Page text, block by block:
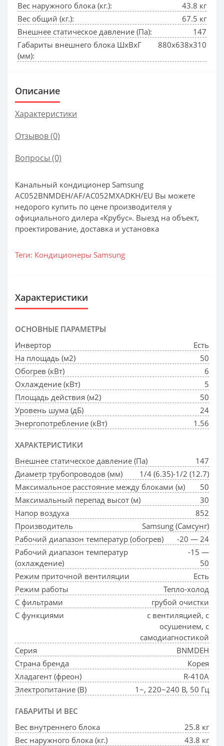
Вес наружного блока (кг.):
43.8 кг
Вес общий (кг.):
67.5 кг
Внешнее статическое давление (Па):
147
Габариты внешнего блока ШхВхГ
(мм):
880x638x310
Описание
Характеристики
Отзывов (0)
Вопросы (0)
Канальный кондиционер Samsung
AC052BNMDEH/AF/AC052MXADKH/EU Вы можете
недорого купить по цене производителя у
официального дилера «Крубус». Выезд на объект,
проектирование, доставка и установка
Теги: Кондиционеры Samsung
Характеристики
ОСНОВНЫЕ ПАРАМЕТРЫ
Инвертор
Есть
На площадь (м2)
50
Обогрев (кВт)
6
Охлаждение (кВт)
5
Площадь действия (м2)
50
Уровень шума (дБ)
24
Энергопотребление (кВт)
1.56
ХАРАКТЕРИСТИКИ
Внешнее статическое давление (Па)
147
Диаметр трубопроводов (мм)
1/4 (6.35)-1/2 (12.7)
Максимальное расстояние между блоками (м)
50
Максимальный перепад высот (м)
30
Напор воздуха
852
Производитель
Samsung (Самсунг)
Рабочий диапазон температур (обогрев)
-20 — 24
Рабочий диапазон температур
(охлаждение)
-15 —
50
Режим приточной вентиляции
Есть
Режим работы
Тепло-холод
С фильтрами
грубой очистки
С функциями
с вентиляцией, с
осушением, с
самодиагностикой
Серия
BNMDEH
Страна бренда
Корея
Хладагент (фреон)
R-410A
Электропитание (В)
1~, 220~240 В, 50 Гц
ГАБАРИТЫ И ВЕС
Вес внутреннего блока
25.8 кг
Вес наружного блока (кг.)
43.8 кг